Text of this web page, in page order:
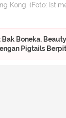
Kong. (Foto:
Bak Boneka,
Pigtails